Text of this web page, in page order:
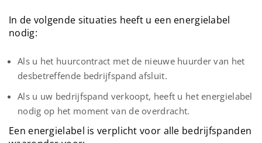
In de volgende situaties heeft u een energielabel
nodig:
Als u het huurcontract met de nieuwe huurder van het
desbetreffende bedrijfspand afsluit.
Als u uw bedrijfspand verkoopt, heeft u het energielabel
nodig op het moment van de overdracht.
Een energielabel is verplicht voor alle bedrijfspanden